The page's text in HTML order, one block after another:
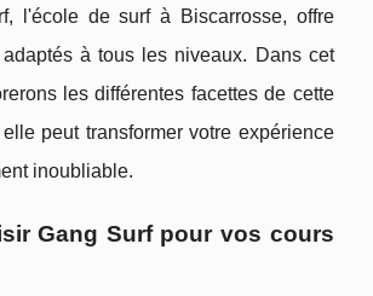
l'école de surf à Biscarrosse, offre
à tous les niveaux. Dans cet
les différentes facettes de cette
peut transformer votre expérience
inoubliable.
Gang Surf pour vos cours